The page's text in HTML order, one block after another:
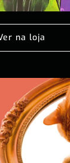
na loja